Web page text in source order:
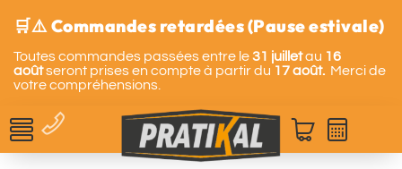
🛒⚠️ Commandes retardées (Pause estivale)
Toutes commandes passées entre le31 juilletau 16
aoûtseront prises en compte à partir du 17 août. Merci de
votre compréhensions.